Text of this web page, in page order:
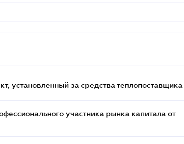
установленный за средства теплопоставщика
участника рынка капитала от